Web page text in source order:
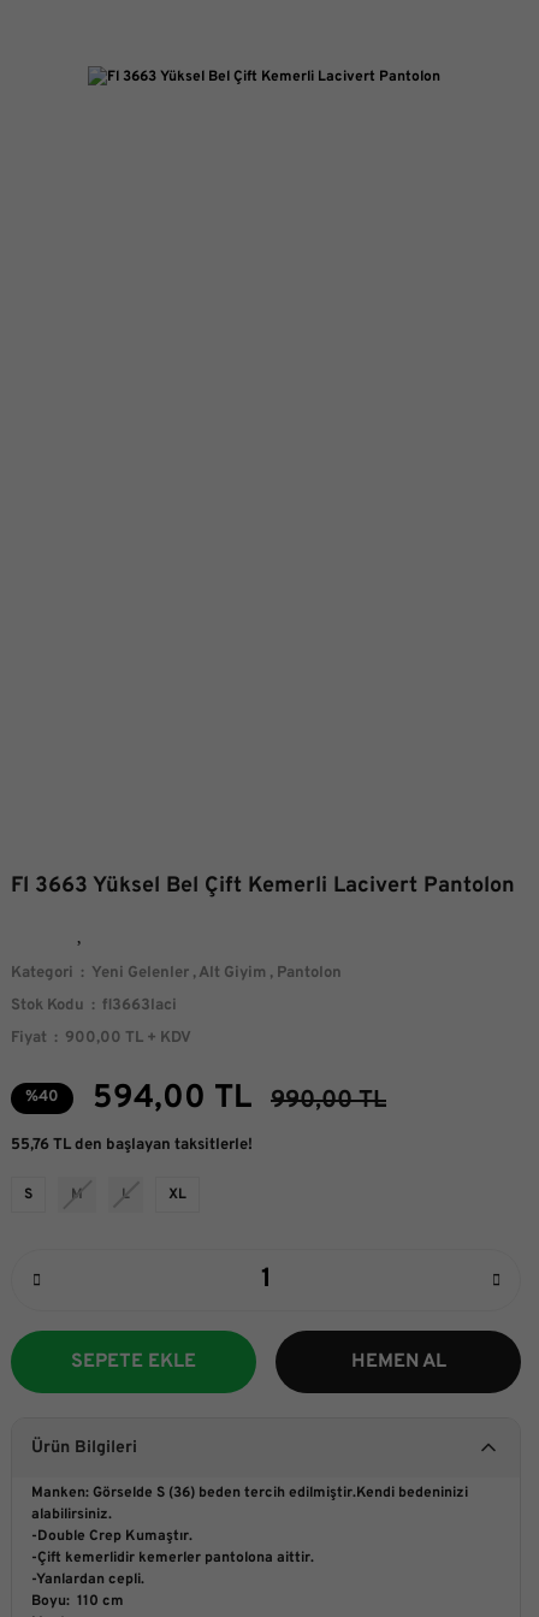
Fl 3663 Yüksel Bel Çift Kemerli Lacivert Pantolon
Kategori Yeni Gelenler ,Alt Giyim , Pantolon
Stok Kodu
fl3663laci
Fiyat
900,00 TL + KDV
%40 594,00 TL 990,00 TL
55,76 TL den başlayan taksitlerle!
S M L XL
SEPETE EKLE HEMEN AL
Ürün Bilgileri
Manken: Görselde S (36) beden tercih edilmiştir.Kendi bedeninizi
alabilirsiniz.
-Double Crep Kumaştır.
-Çift kemerlidir kemerler pantolona aittir.
-Yanlardan cepli.
Boyu: 110 cm